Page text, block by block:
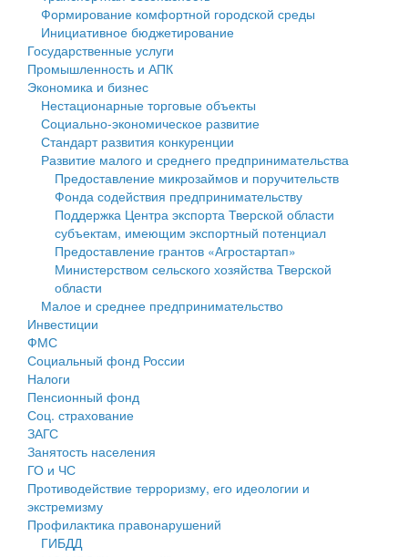
Государственные услуги
Промышленность и АПК
Экономика и бизнес
Символика
Устав
Гостям округа
Туризм
Культура
Образование
Здравоохранение
Социальная защита
Фотоальбом
муниципального округа Тверской области
Администрация Кашинского муниципального округа
Тверской области
Управление сельскими территориями
Открытые данные
Работа с обращениями граждан
Муниципальный контроль
Муниципальные услуги
Проекты административных регламентов
Антимонопольный комплаенс
Противодействие коррупции
Финансовое управление
Бюджет для граждан
Имущество
Выявление правообладателей ранее учтенных
объектов недвижимости
Имущественная поддержка субъектов малого и
среднего предпринимательства
Информационная поддержка субъектов малого и
среднего предпринимательства
Муниципальные программы
Контрольно-счетная палата
Персональные данные
Оценка регулирующего воздействия
Деятельность МУ
Нормативы градостроительного проектирования
Формирование комфортной городской среды
Инициативное бюджетирование
Государственные услуги
Промышленность и АПК
Экономика и бизнес
Нестационарные торговые объекты
Социально-экономическое развитие
Стандарт развития конкуренции
Развитие малого и среднего предпринимательства
Предоставление микрозаймов и поручительств
Фонда содействия предпринимательству
Поддержка Центра экспорта Тверской области
субъектам, имеющим экспортный потенциал
Предоставление грантов «Агростартап»
Министерством сельского хозяйства Тверской
области
Малое и среднее предпринимательство
Инвестиции
ФМС
Социальный фонд России
Налоги
Пенсионный фонд
Соц. страхование
ЗАГС
Занятость населения
ГО и ЧС
Противодействие терроризму, его идеологии и
экстремизму
Профилактика правонарушений
ГИБДД